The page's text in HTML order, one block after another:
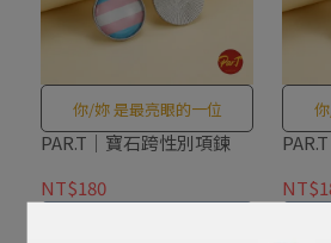
你/妳 是最亮眼的一位
PAR.T｜寶石跨性別項鍊
NT$180